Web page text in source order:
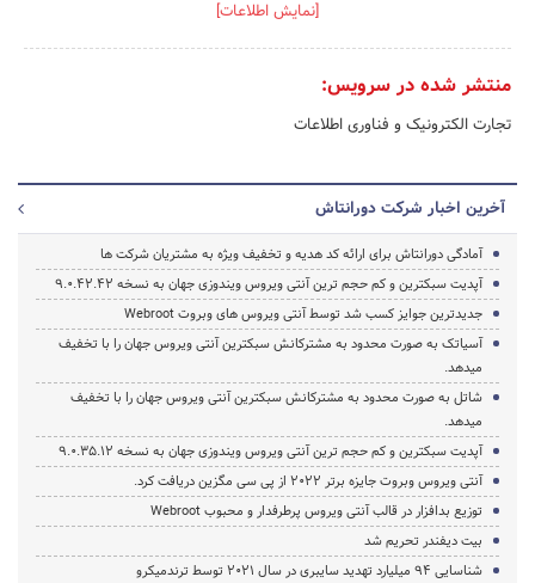
[نمایش اطلاعات]
منتشر شده در سرویس:
تجارت الکترونیک و فناوری اطلاعات
آخرین اخبار شرکت دورانتاش
آمادگی دورانتاش برای ارائه کد هدیه و تخفیف ویژه به مشتریان شرکت ها
آپدیت سبکترین و کم حجم ترین آنتی ویروس ویندوزی جهان به نسخه 9.0.42.42
جدیدترین جوایز کسب شد توسط آنتی ویروس های وبروت Webroot
آسیاتک به صورت محدود به مشترکانش سبکترین آنتی ویروس جهان را با تخفیف
میدهد.
شاتل به صورت محدود به مشترکانش سبکترین آنتی ویروس جهان را با تخفیف
میدهد.
آپدیت سبکترین و کم حجم ترین آنتی ویروس ویندوزی جهان به نسخه 9.0.35.12
آنتی ویروس وبروت جایزه برتر 2022 از پی سی مگزین دریافت کرد.
توزیع بدافزار در قالب آنتی ویروس پرطرفدار و محبوب Webroot
بیت دیفندر تحریم شد
شناسایی 94 میلیارد تهدید سایبری در سال 2021 توسط ترندمیکرو